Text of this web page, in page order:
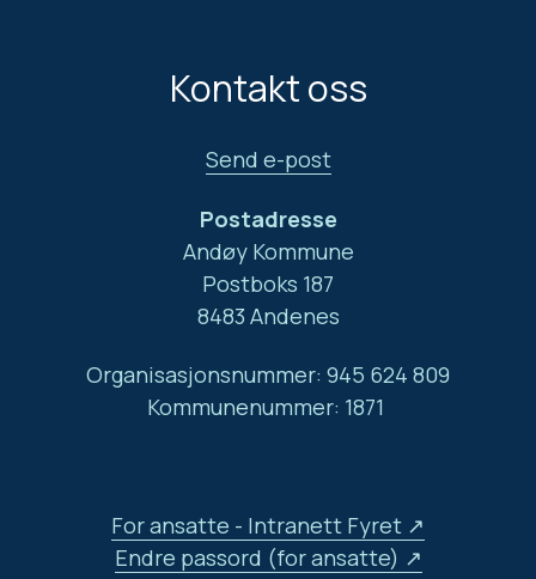
Kontakt oss
Send e-post
Postadresse
Andøy Kommune
Postboks 187
8483 Andenes
Organisasjonsnummer: 945 624 809
Kommunenummer: 1871
For ansatte - Intranett Fyret
Endre passord (for ansatte)